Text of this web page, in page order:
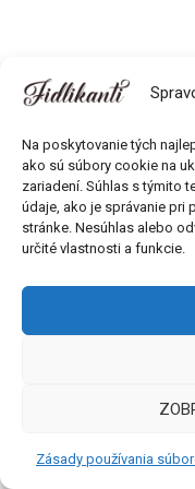
Na poskytovanie tých
ako sú súbory cookie na
zariadení. Súhlas s týmito
údaje, ako je správanie pri
stránke. Nesúhlas alebo
určité vlastnosti a funkcie.
Zásady používania
Všetky práva